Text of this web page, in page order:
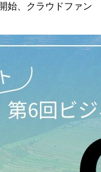
始、クラウドファン